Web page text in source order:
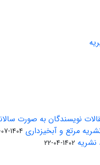
نویسندگان به صورت
مرتع و آبخیزداری 1404-07-01
نشریه 1402-04-22